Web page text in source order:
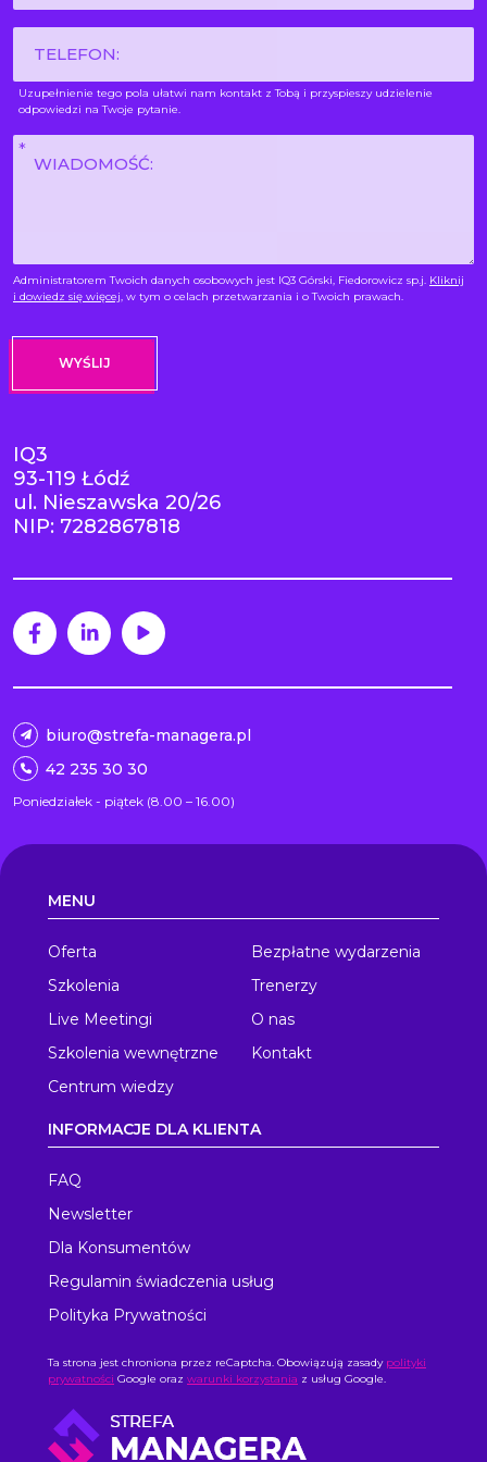
Uzupełnienie tego pola ułatwi nam kontakt z Tobą i przyspieszy udzielenie
odpowiedzi na Twoje pytanie.
Wiadomość
Administratorem Twoich danych osobowych jest IQ3 Górski, Fiedorowicz sp.j. Kliknij
i dowiedz się więcej, w tym o celach przetwarzania i o Twoich prawach.
IQ3
93-119 Łódź
ul. Nieszawska 20/26
NIP: 7282867818
biuro@strefa-managera.pl
42 235 30 30
Poniedziałek - piątek (8.00 – 16.00)
MENU
Oferta
Szkolenia
Live Meetingi
Szkolenia wewnętrzne
Centrum wiedzy
Bezpłatne wydarzenia
Trenerzy
O nas
Kontakt
INFORMACJE DLA KLIENTA
FAQ
Newsletter
Dla Konsumentów
Regulamin świadczenia usług
Polityka Prywatności
Ta strona jest chroniona przez reCaptcha. Obowiązują zasady polityki
prywatności Google oraz warunki korzystania z usług Google.